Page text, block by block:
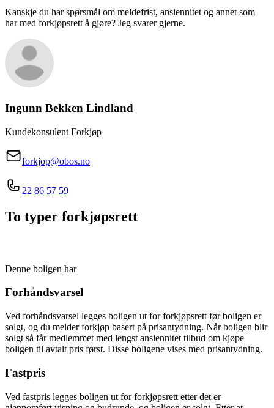
Kanskje du har spørsmål om meldefrist, ansiennitet og annet som
har med forkjøpsrett å gjøre? Jeg svarer gjerne.
Ingunn Bekken Lindland
Kundekonsulent Forkjøp
forkjop@obos.no
22 86 57 59
To typer forkjøpsrett
Denne boligen har
Forhåndsvarsel
Ved forhåndsvarsel legges boligen ut for forkjøpsrett før boligen er
solgt, og du melder forkjøp basert på prisantydning. Når boligen blir
solgt så får medlemmet med lengst ansiennitet tilbud om kjøpe
boligen til avtalt pris først. Disse boligene vises med prisantydning.
Fastpris
Ved fastpris legges boligen ut for forkjøpsrett etter det er